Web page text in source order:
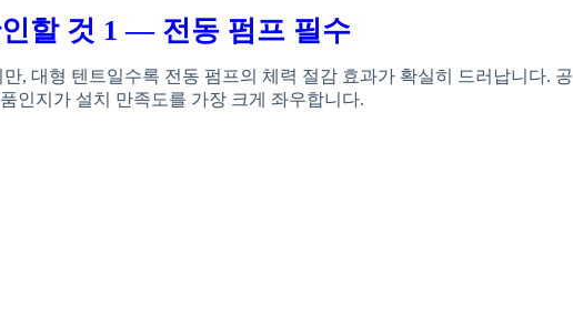
할 것 1 — 전동 펌프 필수
, 대형 텐트일수록 전동 펌프의 체력 절감 효과가 확실히 드러납니다. 공
인지가 설치 만족도를 가장 크게 좌우합니다.